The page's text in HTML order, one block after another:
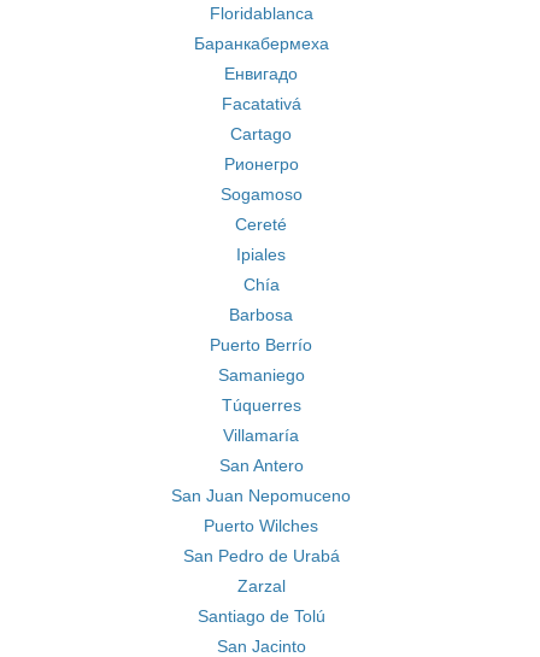
Floridablanca
Баранкабермеха
Енвигадо
Facatativá
Cartago
Рионегро
Sogamoso
Cereté
Ipiales
Chía
Barbosa
Puerto Berrío
Samaniego
Túquerres
Villamaría
San Antero
San Juan Nepomuceno
Puerto Wilches
San Pedro de Urabá
Zarzal
Santiago de Tolú
San Jacinto